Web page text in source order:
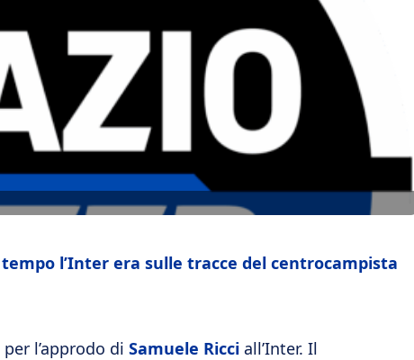
l’Inter era sulle tracce del centrocampista
l’approdo di Samuele Ricci all’Inter. Il